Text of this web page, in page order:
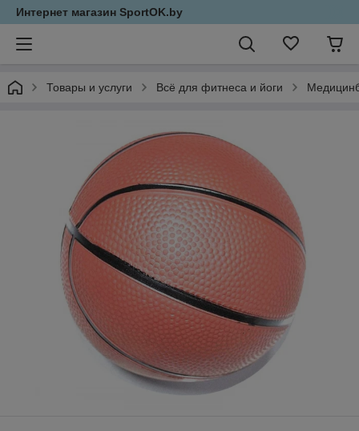
Интернет магазин SportOK.by
Товары и услуги Всё для фитнеса и йоги